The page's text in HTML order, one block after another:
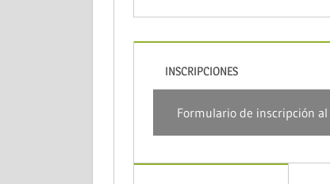
INSCRIPCIONES
Formulario de inscripción